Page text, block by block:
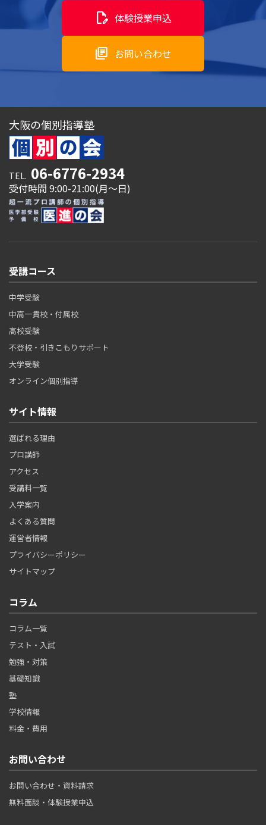
edit_document 体験授業申込
library_books お問い合わせ
大阪の個別指導塾
TEL. 06-6776-2934
受付時間 9:00-21:00(月～日)
受講コース
中学受験
中高一貫校・付属校
高校受験
不登校・引きこもりサポート
大学受験
オンライン個別指導
サイト情報
選ばれる理由
プロ講師
アクセス
受講料一覧
入学案内
よくある質問
運営者情報
プライバシーポリシー
サイトマップ
コラム
コラム一覧
テスト・入試
勉強・対策
基礎知識
塾
学校情報
料金・費用
お問い合わせ
お問い合わせ・資料請求
無料面談・体験授業申込